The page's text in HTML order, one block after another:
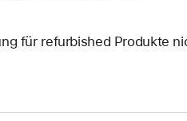
wird
für refurbished Produkte